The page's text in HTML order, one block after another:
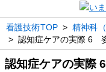
看護技術TOP>精神科
> 認知症ケアの実際 6
認知症ケアの実際